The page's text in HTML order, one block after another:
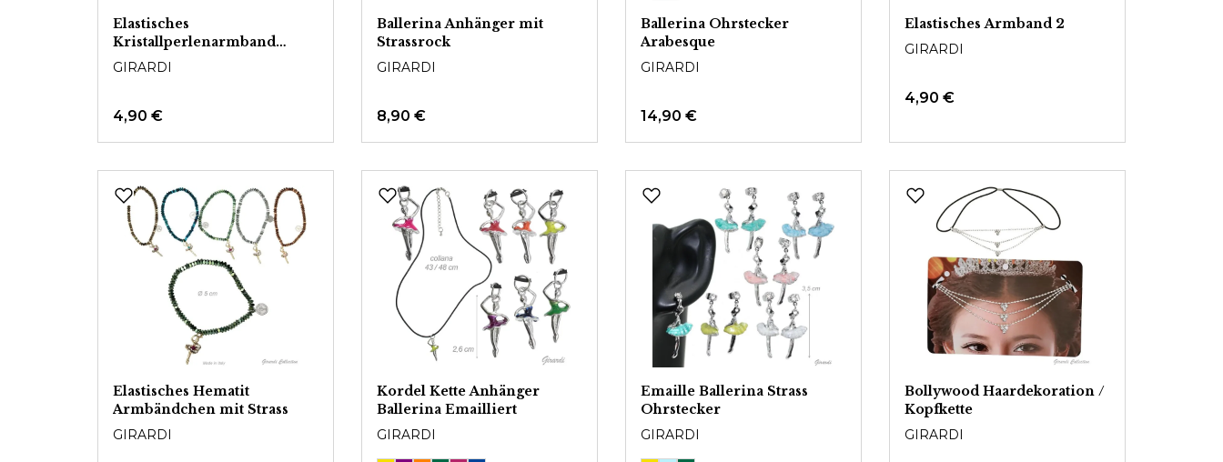
Elastisches
Kristallperlenarmband
Ballerina
GIRARDI
4,90 €
Ballerina Anhänger mit
Strassrock
GIRARDI
8,90 €
Ballerina Ohrstecker
Arabesque
GIRARDI
14,90 €
Elastisches Armband 2
GIRARDI
4,90 €
Elastisches Hematit
Armbändchen mit Strass
GIRARDI
Kordel Kette Anhänger
Ballerina Emailliert
GIRARDI
Emaille Ballerina Strass
Ohrstecker
GIRARDI
Bollywood Haardekoration /
Kopfkette
GIRARDI